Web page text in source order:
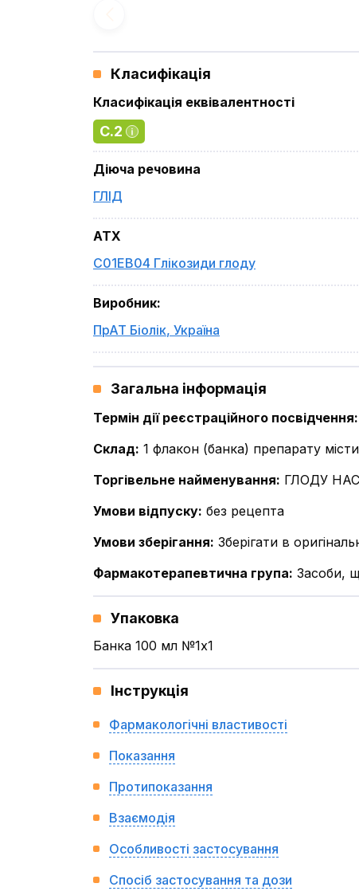
Класифікація
Класифікація еквівалентності
C.2
Діюча речовина
ГЛІД
ATX
C01EB04 Глікозиди глоду
Виробник:
ПрАТ Біолік, Україна
Загальна інформація
Термін дії реєстраційного посвідчення:
Склад: 1 флакон (банка) препарату
Торгівельне найменування: ГЛОДУ
Умови відпуску: без рецепта
Умови зберігання: Зберігати в
Фармакотерапевтична група: Засоби,
Упаковка
Банка 100 мл №1x1
Інструкція
Фармакологічні властивості
Показання
Протипоказання
Взаємодія
Особливості застосування
Спосіб застосування та дози